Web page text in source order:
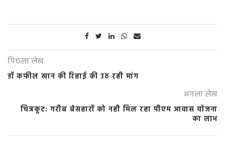
पिछला लेख
डॉ कफ़ील खान की रिहाई की उठ रही मांग
अगला लेख
चित्रकूट: गरीब बेसहारों को नही मिल रहा पीएम आवास योजना
का लाभ